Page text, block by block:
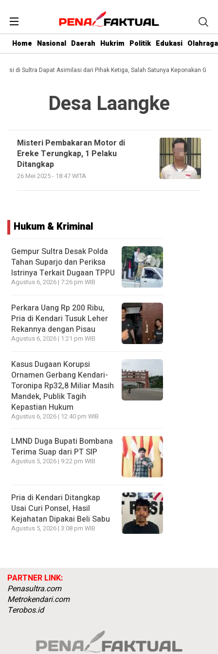
Home Nasional Daerah Hukrim Politik Edukasi Olahraga
di Sultra Dapat Asimilasi dari Pihak Ketiga, Salah Satunya Keponakan
Desa Laangke
Misteri Pembakaran Motor di
Ereke Terungkap, 1 Pelaku
Ditangkap
26 Mei 2025 - 18:47 WITA
Hukum & Kriminal
Gempur Sultra Desak Polda
Tahan Suparjo dan Periksa
Istrinya Terkait Dugaan TPPU
Agustus 6, 2026 | 7:26 pm WIB
Perkara Uang Rp 200 Ribu,
Pria di Kendari Tusuk Leher
Rekannya dengan Pisau
Agustus 6, 2026 | 1:21 pm WIB
Kasus Dugaan Korupsi
Ornamen Gerbang Kendari-
Toronipa Rp32,8 Miliar Masih
Mandek, Publik Tagih
Kepastian Hukum
Agustus 6, 2026 | 12:40 pm WIB
LMND Duga Bupati Bombana
Terima Suap dari PT SIP
Agustus 5, 2026 | 9:22 pm WIB
Pria di Kendari Ditangkap
Usai Curi Ponsel, Hasil
Kejahatan Dipakai Beli Sabu
Agustus 5, 2026 | 3:08 pm WIB
PARTNER LINK:
Penasultra.com
Metrokendari.com
Terobos.id